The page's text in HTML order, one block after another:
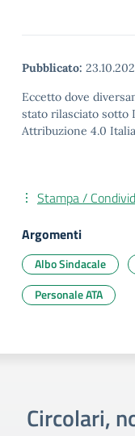
Pubblicato:
Eccetto dove
stato rilasciato sotto
Attribuzione 4.0
Stampa /
Argomenti
Albo Sindacale
Personale ATA
Circolari,